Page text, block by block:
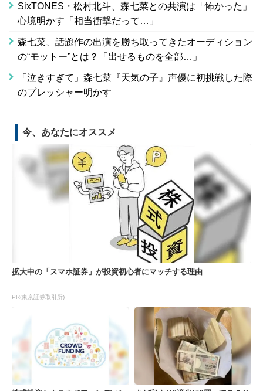
SixTONES・松村北斗、森七菜との共演は「怖かった」
心境明かす「相当衝撃だって…」
森七菜、話題作の出演を勝ち取ってきたオーディション
の“モットー”とは？「出せるものを全部…」
「泣きすぎて」森七菜『天気の子』声優に初挑戦した際
のプレッシャー明かす
今、あなたにオススメ
拡大中の「スマホ証券」が投資初心者にマッチする理由
PR(東京証券取引所)